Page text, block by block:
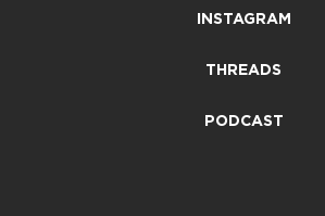
INSTAGRAM
THREADS
PODCAST